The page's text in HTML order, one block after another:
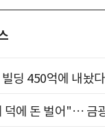
딩 450억에 내놨
덕에 돈 벌어"… 금